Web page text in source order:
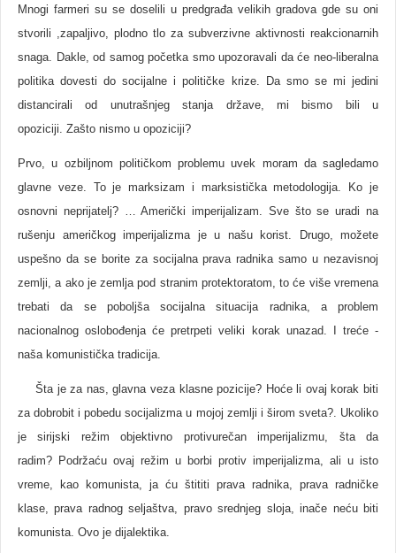
Mnogi farmeri su se doselili u predgrađa velikih gradova gde su oni
stvorili ,zapaljivo, plodno tlo za subverzivne aktivnosti reakcionarnih
snaga. Dakle, od samog početka smo upozoravali da će neo-liberalna
politika dovesti do socijalne i političke krize. Da smo se mi jedini
distancirali od unutrašnjeg stanja države, mi bismo bili u
opoziciji. Zašto nismo u opoziciji?
Prvo, u ozbiljnom političkom problemu uvek moram da sagledamo
glavne veze. To je marksizam i marksistička metodologija. Ko je
osnovni neprijatelj? … Američki imperijalizam. Sve što se uradi na
rušenju američkog imperijalizma je u našu korist. Drugo, možete
uspešno da se borite za socijalna prava radnika samo u nezavisnoj
zemlji, a ako je zemlja pod stranim protektoratom, to će više vremena
trebati da se poboljša socijalna situacija radnika, a problem
nacionalnog oslobođenja će pretrpeti veliki korak unazad. I treće -
naša komunistička tradicija.
Šta je za nas, glavna veza klasne pozicije? Hoće li ovaj korak biti
za dobrobit i pobedu socijalizma u mojoj zemlji i širom sveta?. Ukoliko
je sirijski režim objektivno protivurečan imperijalizmu, šta da
radim? Podržaću ovaj režim u borbi protiv imperijalizma, ali u isto
vreme, kao komunista, ja ću štititi prava radnika, prava radničke
klase, prava radnog seljaštva, pravo srednjeg sloja, inače neću biti
komunista. Ovo je dijalektika.